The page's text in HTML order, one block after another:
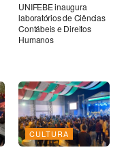
UNIFEBE inaugura
laboratórios de Ciências
Contábeis e Direitos
Humanos
CULTURA